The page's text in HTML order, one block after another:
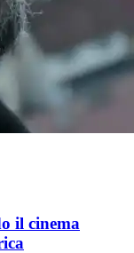
il cinema